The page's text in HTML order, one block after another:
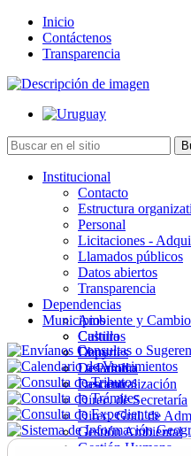
Inicio
Contáctenos
Transparencia
Institucional
Contacto
Estructura
Personal
Licitaciones -
Llamados públicos
Datos abiertos
Transparencia
Dependencias
Ambiente y
Cultura
Deportes
Desarrollo
Descentralización
Direc. de Secretaría
Direc. Gral. de
Gestión Ambiental
Gestión Humana
Municipios
Castillos
Chuy
La Paloma
Lascano